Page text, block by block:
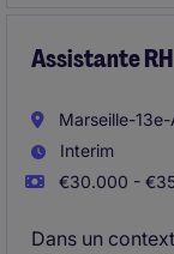
Assistante RH
Marseille-
Interim
€30.000 -
Dans un